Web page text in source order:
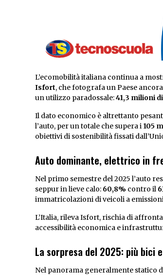
L’ecomobilità italiana continua a
Isfort, che fotografa un Paese
un utilizzo paradossale:41,3 milioni
Il dato economico è altrettanto
l’auto, per un totale che supera i 105
obiettivi di sostenibilità fissati
Auto dominante, elettrico in
Nel primo semestre del 2025 l’auto
seppur in lieve calo: 60,8% contro il
immatricolazioni di veicoli a
L’Italia, rileva Isfort, rischia di
accessibilità economica e
La sorpresa del 2025: più bici
Nel panorama generalmente statico